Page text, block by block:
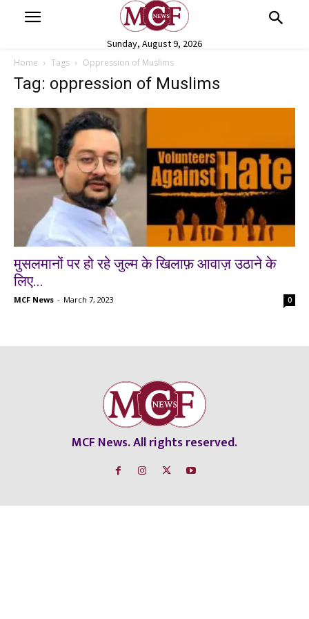
Sunday, August 9, 2026
Home Tags Oppression of Muslims
Tag: oppression of Muslims
मुसलमानों पर हो रहे जुल्म के खिलाफ़ आवाज़ उठाने के
लिए...
MCF News - March 7, 2023 0
MCF News. All rights reserved.